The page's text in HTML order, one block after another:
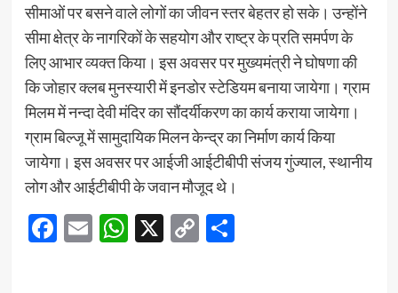
सीमाओं पर बसने वाले लोगों का जीवन स्तर बेहतर हो सके। उन्होंने
सीमा क्षेत्र के नागरिकों के सहयोग और राष्ट्र के प्रति समर्पण के
लिए आभार व्यक्त किया। इस अवसर पर मुख्यमंत्री ने घोषणा की
कि जोहार क्लब मुनस्यारी में इनडोर स्टेडियम बनाया जायेगा। ग्राम
मिलम में नन्दा देवी मंदिर का सौंदर्यीकरण का कार्य कराया जायेगा।
ग्राम बिल्जू में सामुदायिक मिलन केन्द्र का निर्माण कार्य किया
जायेगा। इस अवसर पर आईजी आईटीबीपी संजय गुंज्याल, स्थानीय
लोग और आईटीबीपी के जवान मौजूद थे।
Facebook
EmailWhatsApp
X CopyShare